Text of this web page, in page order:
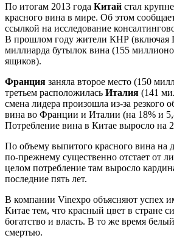
По итогам 2013 года Китай стал
красного вина в мире. Об этом
ссылкой на исследование
В прошлом году жители КНР (включая
миллиарда бутылок вина (155
ящиков).
Франция заняла второе место (150
третьем расположилась Италия (141
смена лидера произошла из-за резкого
вина во Франции и Италии (на 18% и
Потребление вина в Китае выросло на
По объему выпитого красного вина на
по-прежнему существенно отстает от
целом потребление там выросло
последние пять лет.
В компании Vinexpo объясняют успех
Китае тем, что красный цвет в стране
богатство и власть. В то же время
смертью.